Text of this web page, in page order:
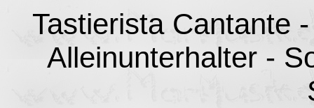
Tastierista Cantante
Alleinunterhalter -